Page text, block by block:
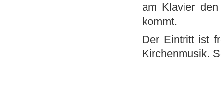
am Klavier
kommt.
Der Eintritt ist
Kirchenmusik.